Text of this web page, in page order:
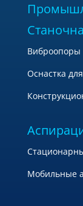
Виброопоры
Оснастка
Мобильные